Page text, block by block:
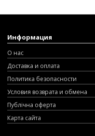
Информация
О нас
Доставка и оплата
Политика безопасности
Условия возврата и обмена
Публічна оферта
Карта сайта